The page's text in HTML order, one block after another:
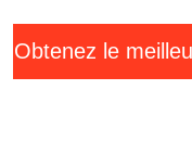
Obtenez le